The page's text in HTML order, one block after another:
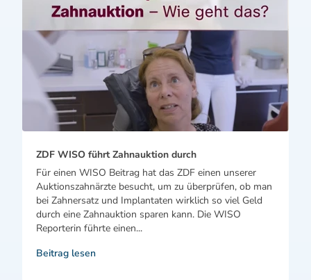
ZDF WISO führt Zahnauktion durch
Für einen WISO Beitrag hat das ZDF einen unserer
Auktionszahnärzte besucht, um zu überprüfen, ob man
bei Zahnersatz und Implantaten wirklich so viel Geld
durch eine Zahnauktion sparen kann. Die WISO
Reporterin führte einen...
Beitrag lesen